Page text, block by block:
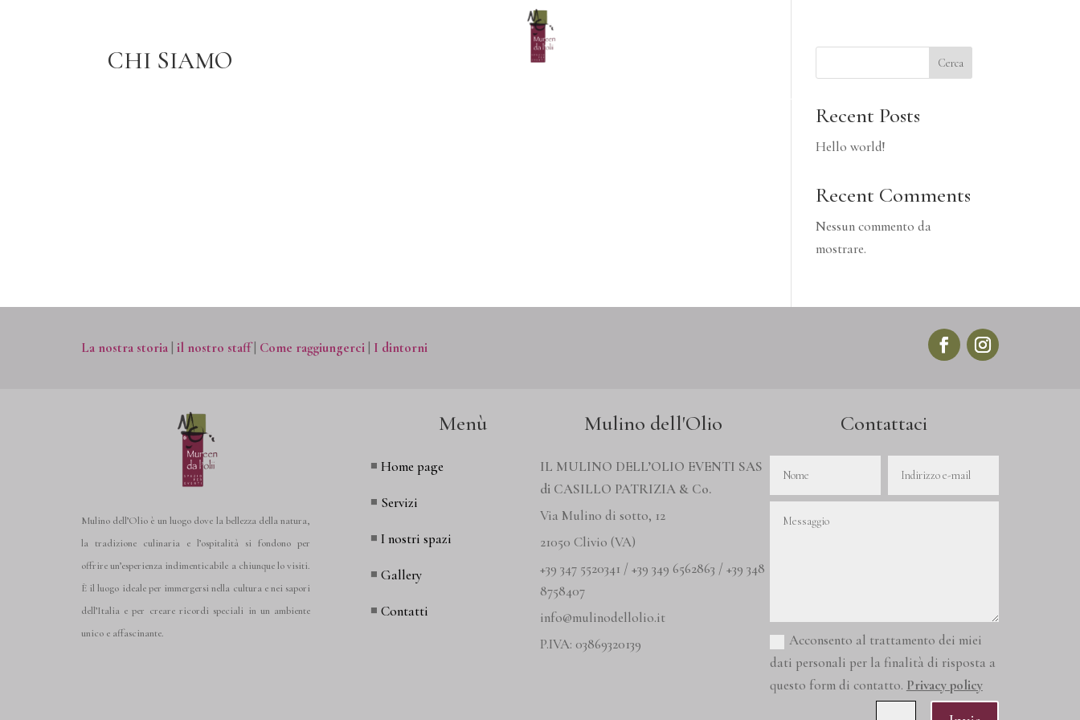
DOVE SIAMO
CHI SIAMO Cerca
Recent Posts
Hello world!
Recent Comments
Nessun commento da
mostrare.
La nostra storia| il nostro staff| Come raggiungerci| I dintorni
Mulino dell’Olio è un luogo dove la bellezza della natura,
la tradizione culinaria e l’ospitalità si fondono per
offrire un’esperienza indimenticabile a chiunque lo visiti.
È il luogo ideale per immergersi nella cultura e nei sapori
dell’Italia e per creare ricordi speciali in un ambiente
unico e affascinante.
Menù
◾Home page
◾ Servizi
◾I nostri spazi
◾Gallery
◾Contatti
Mulino dell'Olio
IL MULINO DELL’OLIO EVENTI SAS
di CASILLO PATRIZIA & Co.
Via Mulino di sotto, 12
21050 Clivio (VA)
+39 347 5520341 / +39 349 6562863 / +39 348
8758407
info@mulinodellolio.it
P.IVA: 03869320139
Contattaci
Acconsento al trattamento dei miei
dati personali per la finalità di risposta a
questo form di contatto. Privacy policy